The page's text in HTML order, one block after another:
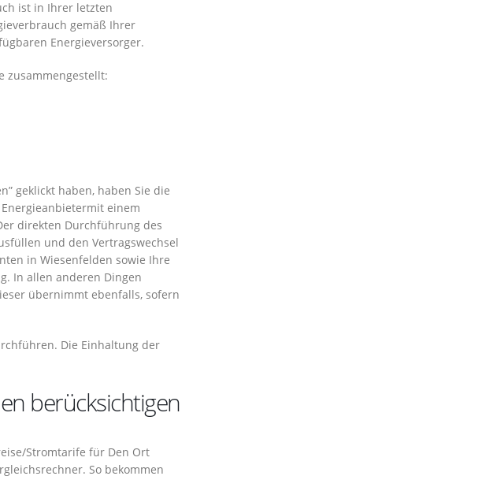
ist in Ihrer letzten
gemäß Ihrer
Energieversorger.
zusammengestellt:
geklickt haben, haben Sie die
einem
direkten Durchführung des
und den Vertragswechsel
in Wiesenfelden sowie Ihre
In allen anderen Dingen
übernimmt ebenfalls, sofern
Die Einhaltung der
berücksichtigen
Stromtarife für Den Ort
So bekommen